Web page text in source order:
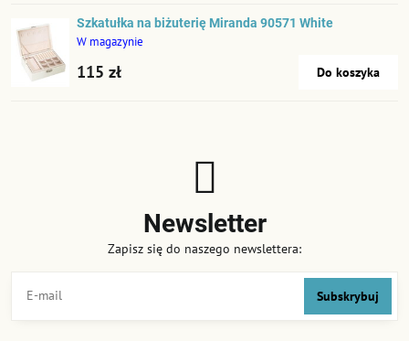
Szkatułka na biżuterię Miranda 90571 White
W magazynie
115 zł Do koszyka
Newsletter
Zapisz się do naszego newslettera:
Subskrybuj